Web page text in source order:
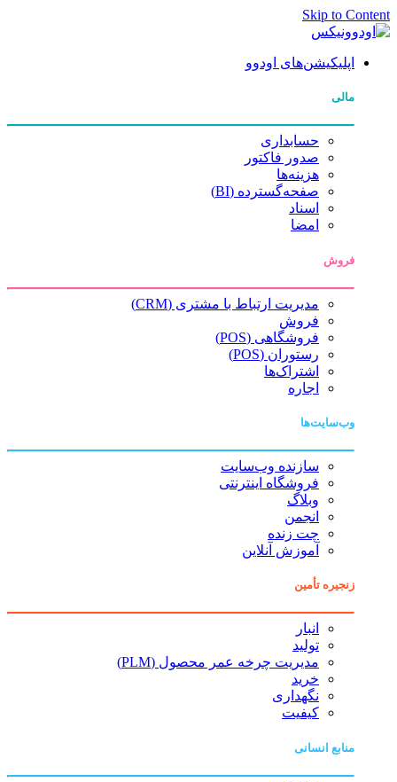
Skip to Content
اپلیکیشن‌های اودوو
مالی
حسابداری
صدور فاکتور
هزینه‌ها
صفحه‌گسترده (BI)
اسناد
امضا
فروش
مدیریت ارتباط با مشتری (CRM)
فروش
فروشگاهی (POS)
رستوران (POS)
اشتراک‌ها
اجاره
وب‌سایت‌ها
سازنده وب‌سایت
فروشگاه اینترنتی
وبلاگ
انجمن
چت زنده
آموزش آنلاین
زنجیره تأمین
انبار
تولید
مدیریت چرخه عمر محصول (PLM)
خرید
نگهداری
کیفیت
منابع انسانی